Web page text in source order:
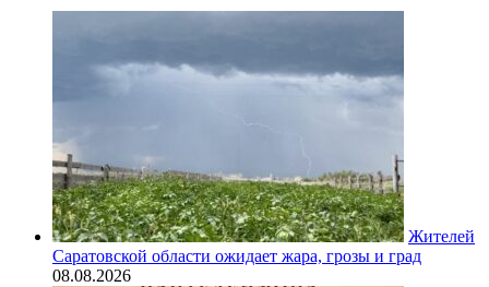
Жителей
Саратовской области ожидает жара, грозы и град
08.08.2026